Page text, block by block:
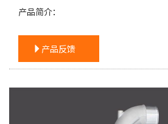
产品简介：
产品反馈